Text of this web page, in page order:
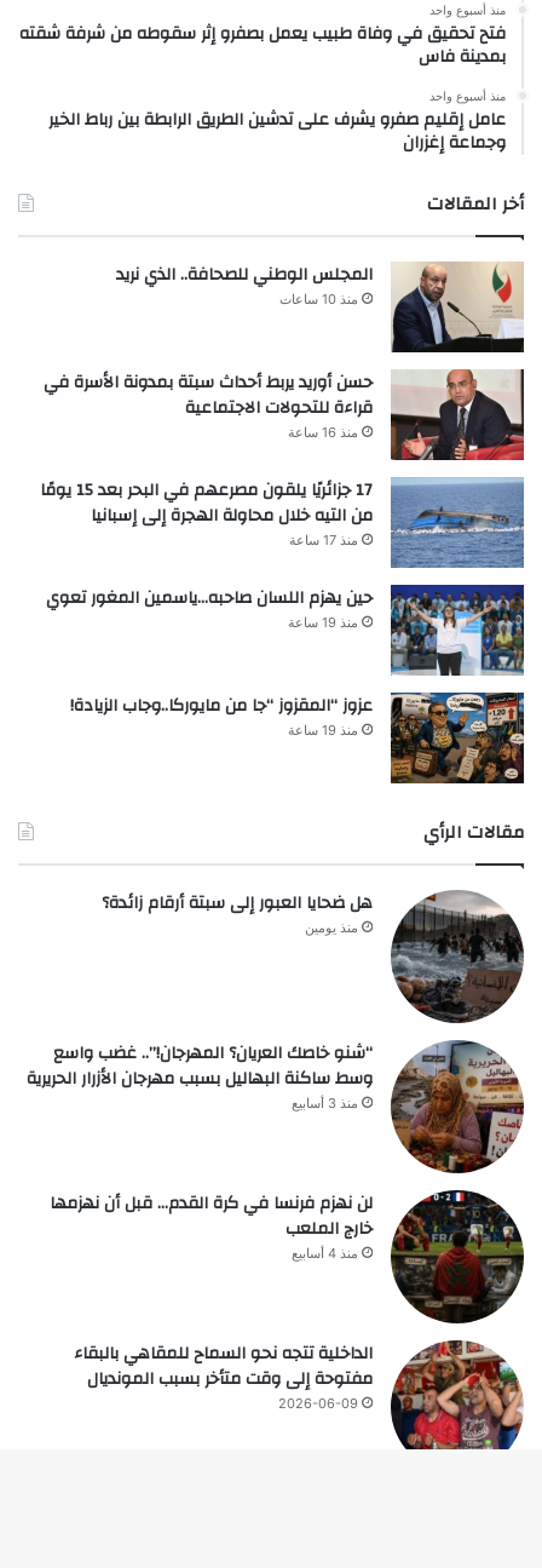
منذ أسبوع واحد
فتح تحقيق في وفاة طبيب يعمل بصفرو إثر سقوطه من شرفة شقته
بمدينة فاس
منذ أسبوع واحد
عامل إقليم صفرو يشرف على تدشين الطريق الرابطة بين رباط الخير
وجماعة إغزران
أخر المقالات
المجلس الوطني للصحافة.. الذي نريد
منذ 10 ساعات
حسن أوريد يربط أحداث سبتة بمدونة الأسرة في
قراءة للتحولات الاجتماعية
منذ 16 ساعة
17 جزائريًا يلقون مصرعهم في البحر بعد 15 يومًا
من التيه خلال محاولة الهجرة إلى إسبانيا
منذ 17 ساعة
حين يهزم اللسان صاحبه…ياسمين المغور تعوي
منذ 19 ساعة
عزوز “المقزوز “جا من مايوركا..وجاب الزيادة!
منذ 19 ساعة
مقالات الرأي
هل ضحايا العبور إلى سبتة أرقام زائدة؟
منذ يومين
“شنو خاصك العريان؟ المهرجان!”.. غضب واسع
وسط ساكنة البهاليل بسبب مهرجان الأزرار الحريرية
منذ 3 أسابيع
لن نهزم فرنسا في كرة القدم… قبل أن نهزمها
خارج الملعب
منذ 4 أسابيع
الداخلية تتجه نحو السماح للمقاهي بالبقاء
مفتوحة إلى وقت متأخر بسبب المونديال
2026-06-09